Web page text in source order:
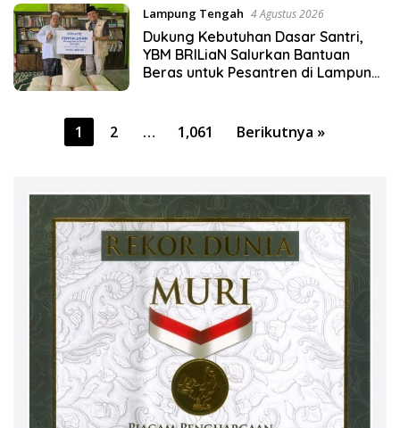
Lampung Tengah 4 Agustus 2026
Dukung Kebutuhan Dasar Santri,
YBM BRILiaN Salurkan Bantuan
Beras untuk Pesantren di Lampung
Paginasi
1 2 … 1,061 Berikutnya »